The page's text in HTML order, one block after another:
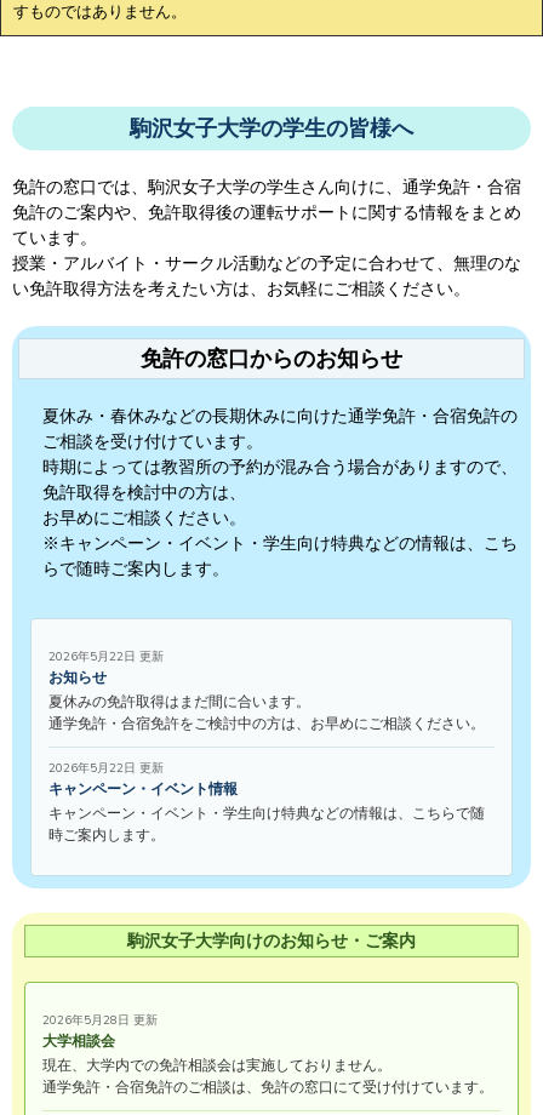
すものではありません。
駒沢女子大学の学生の皆様へ
免許の窓口では、 駒沢女子大学の学生さん向けに、通学免許・合宿
免許のご案内や、免許取得後の運転サポートに関する情報をまとめ
ています。
授業・アルバイト・サークル活動などの予定に合わせて、無理のな
い免許取得方法を考えたい方は、お気軽にご相談ください。
免許の窓口からのお知らせ
夏休み・春休みなどの長期休みに向けた通学免許・合宿免許の
ご相談を受け付けています。
時期によっては教習所の予約が混み合う場合がありますので、
免許取得を検討中の方は、
お早めにご相談ください。
※キャンペーン・イベント・学生向け特典などの情報は、こち
らで随時ご案内します。
2026年5月22日 更新
お知らせ
夏休みの免許取得はまだ間に合います。
通学免許・合宿免許をご検討中の方は、お早めにご相談ください。
2026年5月22日 更新
キャンペーン・イベント情報
キャンペーン・イベント・学生向け特典などの情報は、こちらで随
時ご案内します。
駒沢女子大学向けのお知らせ・ご案内
2026年5月28日 更新
大学相談会
現在、大学内での免許相談会は実施しておりません。
通学免許・合宿免許のご相談は、免許の窓口にて受け付けています。